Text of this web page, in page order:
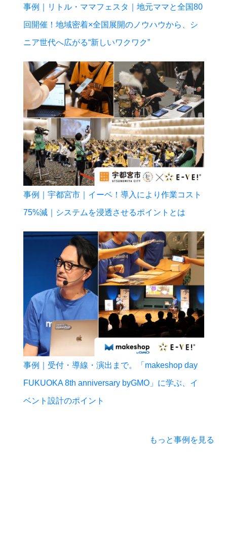
事例｜リトル・ママフェスタ｜地元ママと全国80
回開催！地域密着×全国展開のノウハウから、シ
ニア世代へ広がる“新しいワクワク”
事例｜宇都宮市｜イーベ！導入により作業コスト
75%減｜システムを浸透させるポイントとは
事例｜受付・導線・演出まで。「makeshop day
FUKUOKA 8th anniversary byGMO」に学ぶ、イ
ベント設計のポイント
もっと事例を見る